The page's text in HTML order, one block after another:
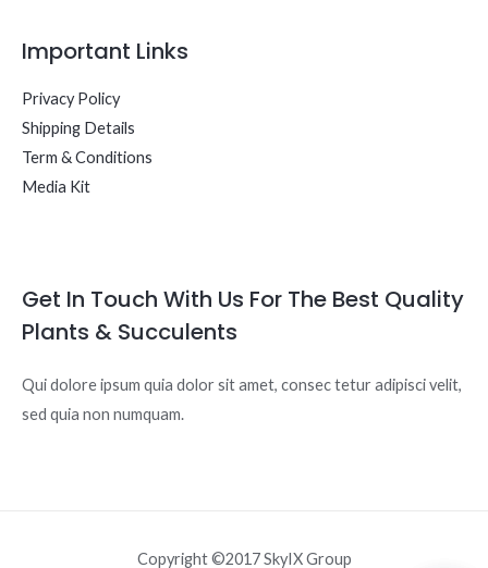
Important Links
Privacy Policy
Shipping Details
Term & Conditions
Media Kit
Get In Touch With Us For The Best Quality
Plants & Succulents
Qui dolore ipsum quia dolor sit amet, consec tetur adipisci velit,
sed quia non numquam.
Copyright ©2017 SkyIX Group